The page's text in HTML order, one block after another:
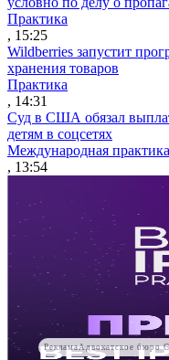
Практика
, 15:25
Wildberries запустит
хранения товаров
Практика
, 14:31
Суд в США обязал
детям в соцсетях
Международная практика
, 13:54
РекламаАдвокатское бюро